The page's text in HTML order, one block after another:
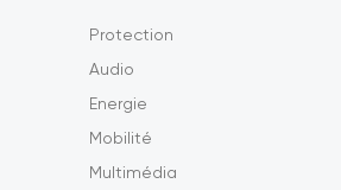
Protection
Audio
Energie
Mobilité
Multimédia